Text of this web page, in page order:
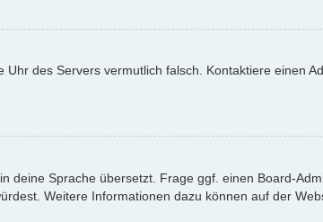
des Servers vermutlich falsch. Kontaktiere einen
Sprache übersetzt. Frage ggf. einen Board-
Weitere Informationen dazu können auf der